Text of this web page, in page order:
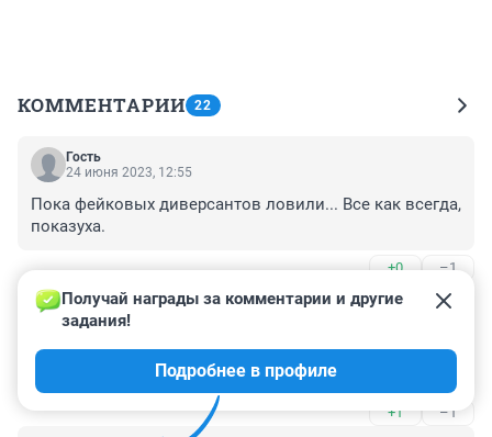
КОММЕНТАРИИ 22
Гость
24 июня 2023, 12:55
Пока фейковых диверсантов ловили... Все как всегда,
показуха.
+0 –1
Гость
24 июня 2023, 11:46
Тут в поисковике набрал Украина, Алиса сказала:
«Понятия не имею, попробуйте «лохи позорные»
+1 –1
Получай награды за комментарии и другие
задания!
Подробнее в профиле